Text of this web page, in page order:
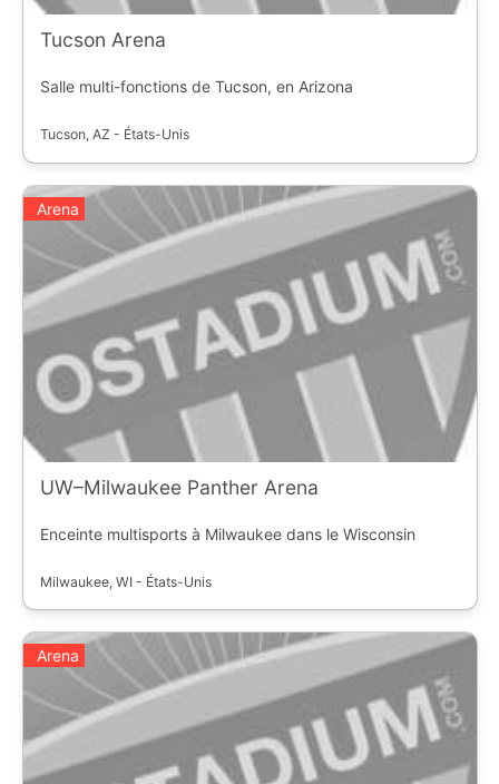
Tucson Arena
Salle multi-fonctions de Tucson, en Arizona
Tucson, AZ - États-Unis
Arena
UW–Milwaukee Panther Arena
Enceinte multisports à Milwaukee dans le Wisconsin
Milwaukee, WI - États-Unis
Arena